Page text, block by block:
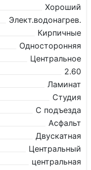
Хороший
Элект.водонагрев.
Кирпичные
Односторонняя
Центральное
2.60
Ламинат
Студия
С подъезда
Асфальт
Двускатная
Центральный
центральная